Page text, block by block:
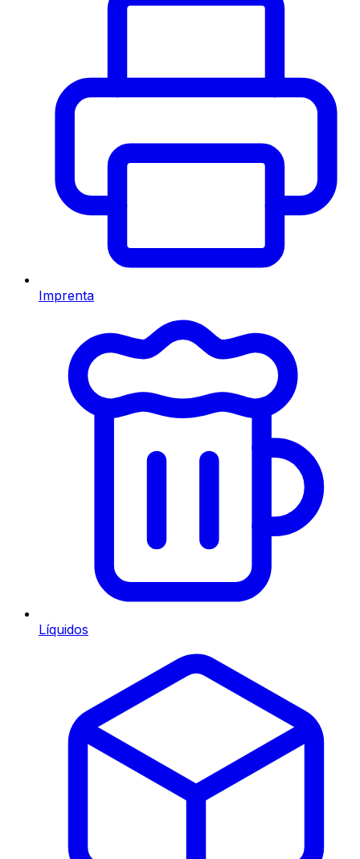
Imprenta
Líquidos